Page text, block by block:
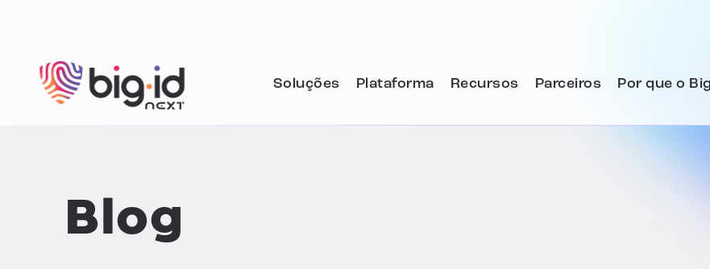
Soluções Plataforma Recursos Parceiros Por que o
Blog